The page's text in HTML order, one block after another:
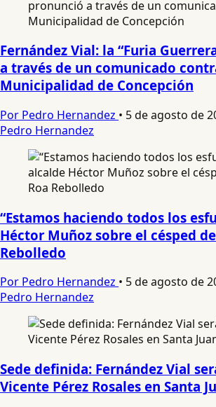
Fernández Vial: la “Furia
a través de un comunicado
Municipalidad de Concepción
Por Pedro Hernandez • 5 de agosto de
Pedro Hernandez
“Estamos haciendo todos los
Héctor Muñoz sobre el césped
Rebolledo
Por Pedro Hernandez • 5 de agosto de
Pedro Hernandez
Sede definida: Fernández Vial
Vicente Pérez Rosales en Santa